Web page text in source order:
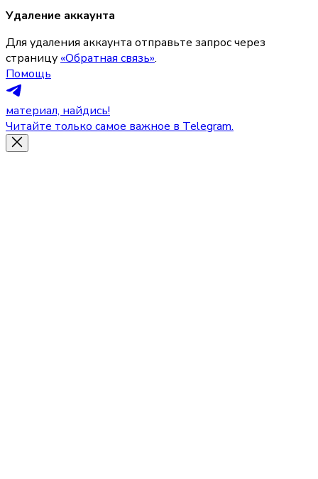
Удаление аккаунта
Для удаления аккаунта отправьте запрос через
страницу «Обратная связь».
Помощь
материал, найдись!
Читайте только самое важное в Telegram.